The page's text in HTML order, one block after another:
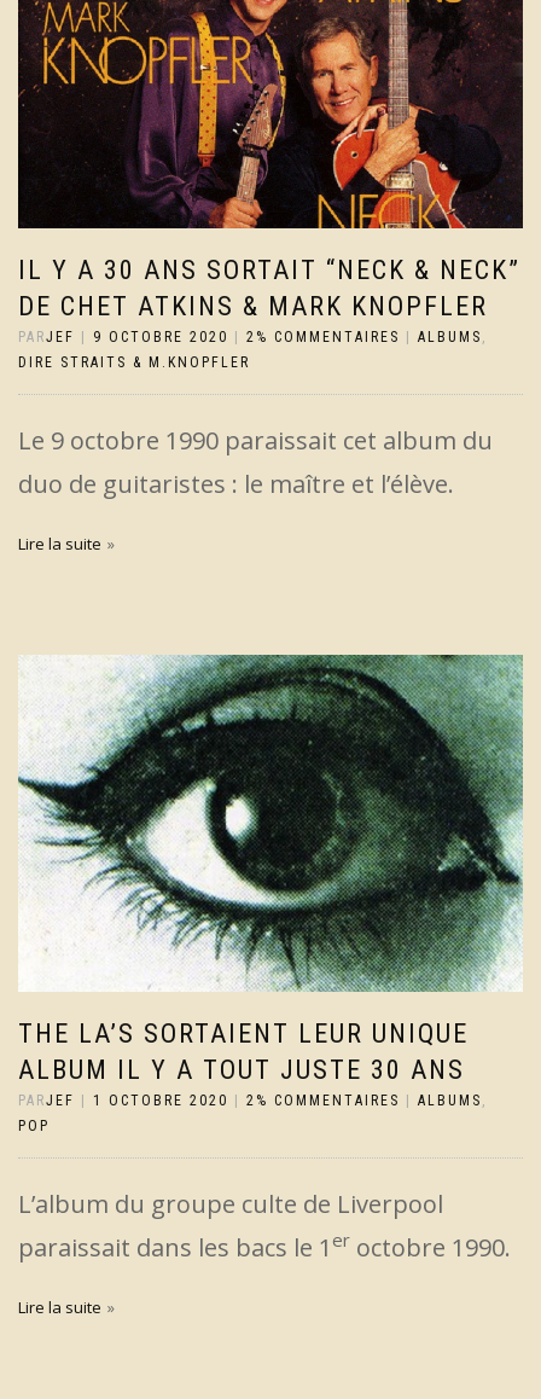
IL Y A 30 ANS SORTAIT “NECK & NECK”
DE CHET ATKINS & MARK KNOPFLER
PARJEF 9 OCTOBRE 2020 2% COMMENTAIRES ALBUMS ,
DIRE STRAITS & M.KNOPFLER
Le 9 octobre 1990 paraissait cet album du
duo de guitaristes : le maître et l’élève.
Lire la suite
THE LA’S SORTAIENT LEUR UNIQUE
ALBUM IL Y A TOUT JUSTE 30 ANS
PARJEF | 1 OCTOBRE 2020 | 2% COMMENTAIRES | ALBUMS
POP
L’album du groupe culte de Liverpool
paraissait dans les bacs le 1 er octobre 1990.
Lire la suite